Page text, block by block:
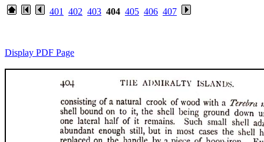
401 402 403 404 405 406 407
Display PDF Page